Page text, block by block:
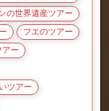
の世界遺産ツアー
フエのツアー
アー
ツアー